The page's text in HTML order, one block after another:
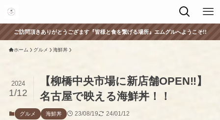
ご訪問頂きありがとうござます『皆様と食を繋げる場所』エムグルへようこそ!!
ホーム グルメ 海鮮丼
【柳橋中央市場に新店舗OPEN‼︎】
名古屋で映える海鮮丼！！
2024
1/12
グルメ 海鮮丼 23/08/19 24/01/12